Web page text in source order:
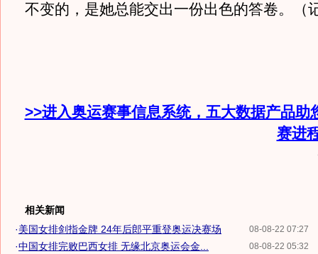
不变的，是她总能交出一份出色的答卷。（
>>进入奥运赛事信息系统，五大数据产品助
赛进
相关新闻
08-08-22 07:27
·美国女排剑指金牌 24年后郎平重登奥运决赛场
08-08-22 05:32
·中国女排完败巴西女排 无缘北京奥运会金...